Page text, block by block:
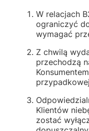
W relacjach
ograniczyć
wymagać
Z chwilą
przechodzą
Klientów
zostać